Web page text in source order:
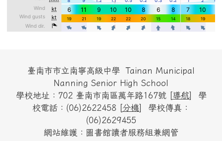
頁尾區域內容
臺南市市立南寧高級中學 Tainan Municipal
Nanning Senior High School
學校地址：702 臺南市南區萬年路167號 [導航] 學
校電話：(06)2622458 [分機] 學校傳真：
(06)2629455
網站維護：圖書館讀者服務組兼網管